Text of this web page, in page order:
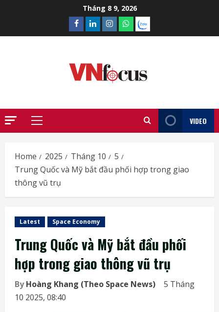
Tháng 8 9, 2026
Facebook
LinkedinInstagram
What’sapp
Zalo
Primary
VIDEO
Home 2025 Tháng 10
5
Trung Quốc và Mỹ bắt đầu phối hợp trong giao
thông vũ trụ
Latest Space Economy
Trung Quốc và Mỹ bắt đầu phối
hợp trong giao thông vũ trụ
ByHoàng Khang (Theo Space News)
5 Tháng
10 2025, 08:40